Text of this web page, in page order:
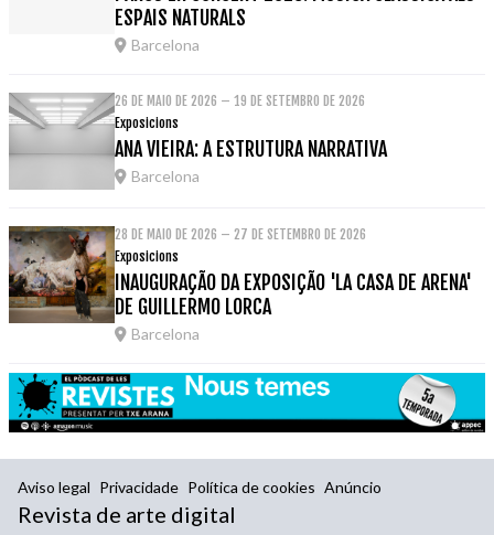
ESPAIS NATURALS
Barcelona
26 DE MAIO DE 2026 – 19 DE SETEMBRO DE 2026
Exposicions
ANA VIEIRA: A ESTRUTURA NARRATIVA
Barcelona
28 DE MAIO DE 2026 – 27 DE SETEMBRO DE 2026
Exposicions
INAUGURAÇÃO DA EXPOSIÇÃO 'LA CASA DE ARENA'
DE GUILLERMO LORCA
Barcelona
Aviso legal Privacidade Política de cookies Anúncio
Revista de arte digital